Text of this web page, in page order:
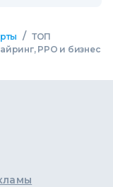
/ ТОП
РРО и бизнес